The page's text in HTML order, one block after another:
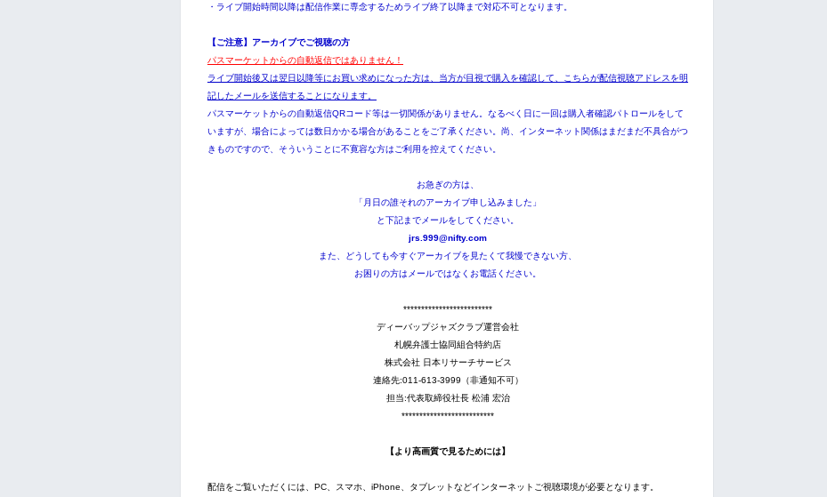
・ライブ開始時間以降は配信作業に専念するためライブ終了以降まで対応不可となります。
【ご注意】アーカイブでご視聴の方
パスマーケットからの自動返信ではありません！
ライブ開始後又は翌日以降等にお買い求めになった方は、当方が目視で購入を確認して、こちらが配信視聴アドレスを明
記したメールを送信することになります。
パスマーケットからの自動返信QRコード等は一切関係がありません。なるべく日に一回は購入者確認パトロールをして
いますが、場合によっては数日かかる場合があることをご了承ください。尚、インターネット関係はまだまだ不具合がつ
きものですので、そういうことに不寛容な方はご利用を控えてください。
お急ぎの方は、
「月日の誰それのアーカイブ申し込みました」
と下記までメールをしてください。
jrs.999@nifty.com
また、どうしても今すぐアーカイブを見たくて我慢できない方、
お困りの方はメールではなくお電話ください。
*************************
ディーバップジャズクラブ運営会社
札幌弁護士協同組合特約店
株式会社 日本リサーチサービス
連絡先:011-613-3999（非通知不可）
担当:代表取締役社長 松浦 宏治
**************************
【より高画質で見るためには】
配信をご覧いただくには、PC、スマホ、iPhone、タブレットなどインターネットご視聴環境が必要となります。